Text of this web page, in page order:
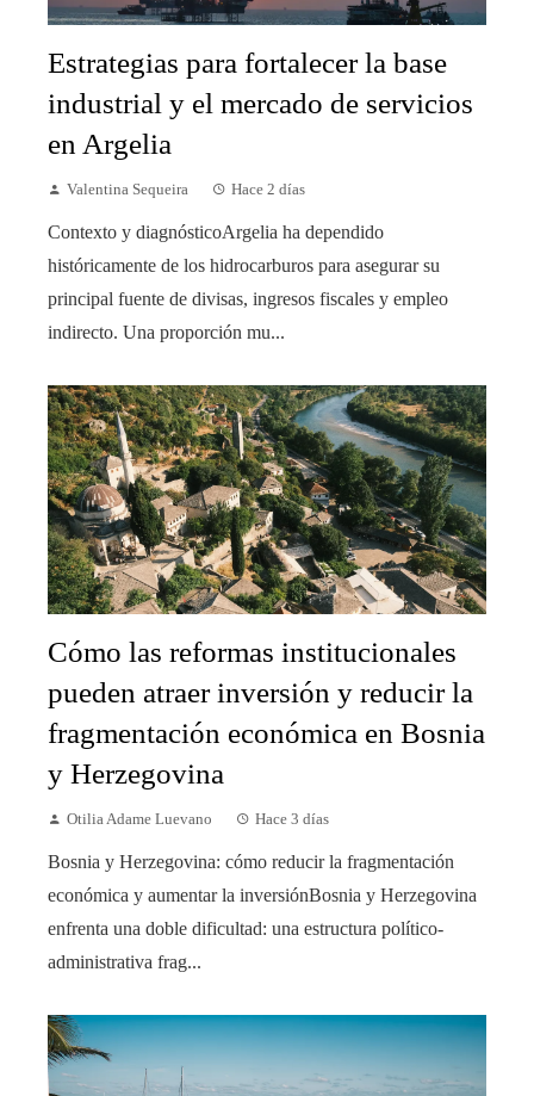
Estrategias para fortalecer la base
industrial y el mercado de servicios
en Argelia
Valentina Sequeira Hace 2 días
Contexto y diagnósticoArgelia ha dependido
históricamente de los hidrocarburos para asegurar su
principal fuente de divisas, ingresos fiscales y empleo
indirecto. Una proporción mu...
Cómo las reformas institucionales
pueden atraer inversión y reducir la
fragmentación económica en Bosnia
y Herzegovina
Otilia Adame Luevano Hace 3 días
Bosnia y Herzegovina: cómo reducir la fragmentación
económica y aumentar la inversiónBosnia y Herzegovina
enfrenta una doble dificultad: una estructura político-
administrativa frag...